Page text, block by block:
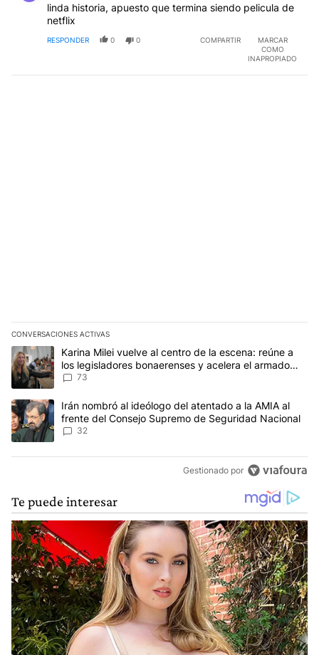
linda historia, apuesto que termina siendo pelicula de
netflix
RESPONDER 0 0 COMPARTIR
MARCAR
COMO
INAPROPIADO
CONVERSACIONES ACTIVAS
Este listado muestra los artículos con más comentarios en los
Un artículo de tendencia con el título "Karina Milei vuelve al
Karina Milei vuelve al centro de la escena: reúne a
los legisladores bonaerenses y acelera el armado
para 2027
73
Un artículo de tendencia con el título "Irán nombró al ideólogo
Irán nombró al ideólogo del atentado a la AMIA al
frente del Consejo Supremo de Seguridad Nacional
32
Gestionado por